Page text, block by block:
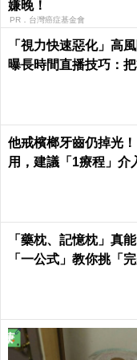
嫌晚！
PR．台灣癌症基金會
「視力快速惡化」高
曝長時間直播技巧：
他戒檳榔牙齒仍掉光
用，建議「1療程」介
「藥枕、記憶枕」真
「一公式」教你挑「